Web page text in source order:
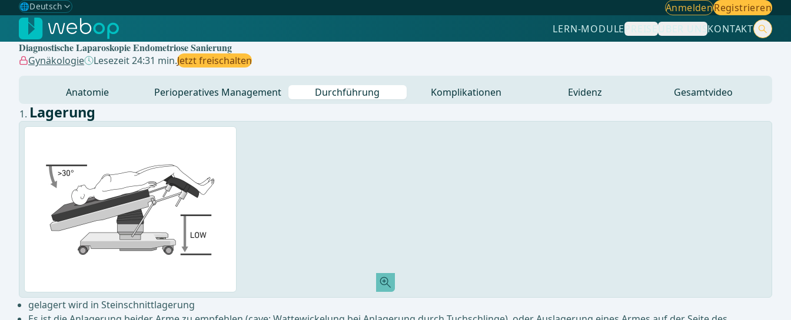
🌐Deutsch
Gewählte Sprache: Deutsch
🇩🇪 Deutsch ✓
🇬🇧English
AnmeldenRegistrieren
LERN-MODULEPREISEÜBER UNSKONTAKT
Diagnostische Laparoskopie Endometriose Sanierung
Gynäkologie Lesezeit 24:31 min.Jetzt freischalten
Anatomie Perioperatives Management Durchführung Komplikationen Evidenz Gesamtvideo
Lagerung
gelagert wird in Steinschnittlagerung